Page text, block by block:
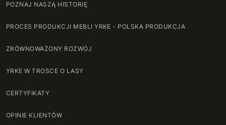
POZNAJ NASZĄ HISTORIĘ
PROCES PRODUKCJI MEBLI YRKE - POLSKA PRODUKCJA
ZRÓWNOWAŻONY ROZWÓJ
YRKE W TROSCE O LASY
CERTYFIKATY
OPINIE KLIENTÓW